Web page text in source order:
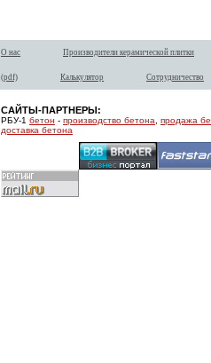
О нас Производители керамической плитки
(pdf) Калькулятор Сотрудничество
САЙТЫ-ПАРТНЕРЫ:
РБУ-1 бетон - производство бетона
продажа
доставка бетона